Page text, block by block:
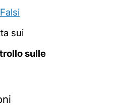
Falsi
sui
sulle